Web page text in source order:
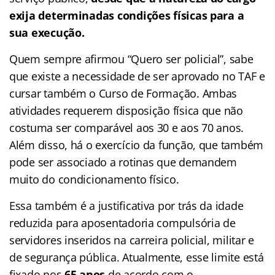
exija determinadas condições físicas para a
sua execução.
Quem sempre afirmou “Quero ser policial”, sabe
que existe a necessidade de ser aprovado no TAF e
cursar também o Curso de Formação. Ambas
atividades requerem disposição física que não
costuma ser comparável aos 30 e aos 70 anos.
Além disso, há o exercício da função, que também
pode ser associado a rotinas que demandem
muito do condicionamento físico.
Essa também é a justificativa por trás da idade
reduzida para aposentadoria compulsória de
servidores inseridos na carreira policial, militar e
de segurança pública. Atualmente, esse limite está